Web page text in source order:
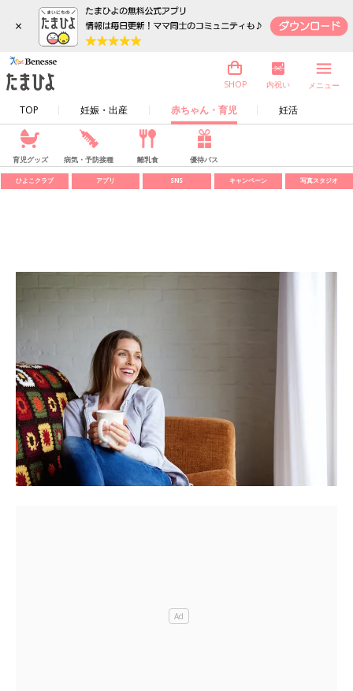
×
TOP 妊娠・出産 赤ちゃん・育児 妊活
SHOP 内祝い メニュー
育児グッズ 病気・予防接種 離乳食 優待パス
ひよこクラブ アプリ SNS キャンペーン 写真スタジオ